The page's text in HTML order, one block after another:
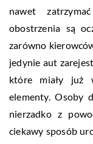
nawet
obostrzenia są
zarówno
jedynie aut
które miały już
elementy. Osoby
nierzadko z
ciekawy sposób